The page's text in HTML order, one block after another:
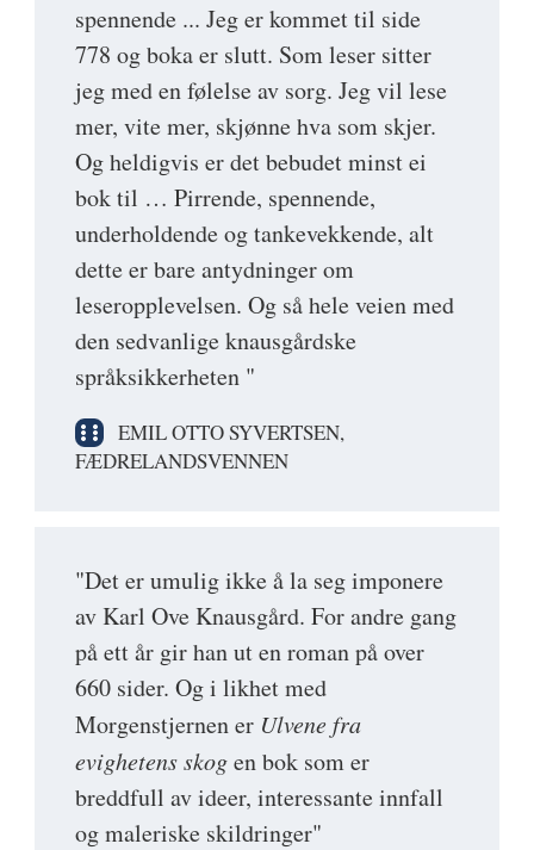
spennende ... Jeg er kommet til side
778 og boka er slutt. Som leser sitter
jeg med en følelse av sorg. Jeg vil lese
mer, vite mer, skjønne hva som skjer.
Og heldigvis er det bebudet minst ei
bok til … Pirrende, spennende,
underholdende og tankevekkende, alt
dette er bare antydninger om
leseropplevelsen. Og så hele veien med
den sedvanlige knausgårdske
språksikkerheten "
EMIL OTTO SYVERTSEN,
FÆDRELANDSVENNEN
"Det er umulig ikke å la seg imponere
av Karl Ove Knausgård. For andre gang
på ett år gir han ut en roman på over
660 sider. Og i likhet med
Morgenstjernen er Ulvene fra
evighetens skogen bok som er
breddfull av ideer, interessante innfall
og maleriske skildringer"